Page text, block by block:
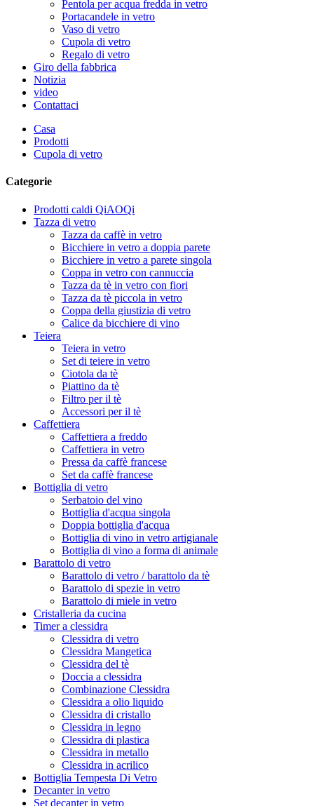
Pentola per acqua fredda in vetro
Portacandele in vetro
Vaso di vetro
Cupola di vetro
Regalo di vetro
Giro della fabbrica
Notizia
video
Contattaci
Casa
Prodotti
Cupola di vetro
Categorie
Prodotti caldi QiAOQi
Tazza di vetro
Tazza da caffè in vetro
Bicchiere in vetro a doppia parete
Bicchiere in vetro a parete singola
Coppa in vetro con cannuccia
Tazza da tè in vetro con fiori
Tazza da tè piccola in vetro
Coppa della giustizia di vetro
Calice da bicchiere di vino
Teiera
Teiera in vetro
Set di teiere in vetro
Ciotola da tè
Piattino da tè
Filtro per il tè
Accessori per il tè
Caffettiera
Caffettiera a freddo
Caffettiera in vetro
Pressa da caffè francese
Set da caffè francese
Bottiglia di vetro
Serbatoio del vino
Bottiglia d'acqua singola
Doppia bottiglia d'acqua
Bottiglia di vino in vetro artigianale
Bottiglia di vino a forma di animale
Barattolo di vetro
Barattolo di vetro / barattolo da tè
Barattolo di spezie in vetro
Barattolo di miele in vetro
Cristalleria da cucina
Timer a clessidra
Clessidra di vetro
Clessidra Mangetica
Clessidra del tè
Doccia a clessidra
Combinazione Clessidra
Clessidra a olio liquido
Clessidra di cristallo
Clessidra in legno
Clessidra di plastica
Clessidra in metallo
Clessidra in acrilico
Bottiglia Tempesta Di Vetro
Decanter in vetro
Set decanter in vetro